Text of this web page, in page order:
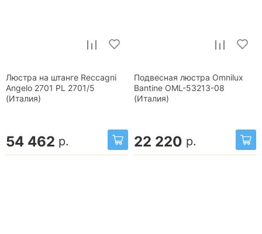
Люстра на штанге Reccagni
Angelo 2701 PL 2701/5
(Италия)
54 462 р.
Подвесная люстра Omnilux
Bantine OML-53213-08
(Италия)
22 220 р.